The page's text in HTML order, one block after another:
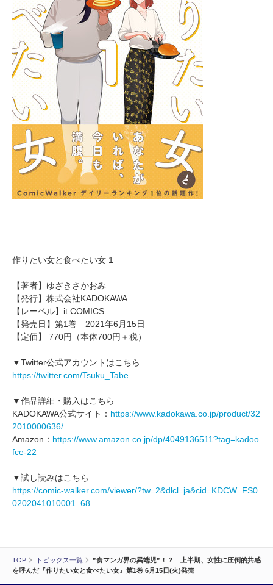
TOP トピックス一覧
”食マンガ界の異端児”！？ 上半期、女性に圧倒的共感
を呼んだ『作りたい女と食べたい女』第1巻 6月15日(火)発売
作りたい女と食べたい女 1
【著者】ゆざきさかおみ
【発行】株式会社KADOKAWA
【レーベル】it COMICS
【発売日】第1巻 2021年6月15日
【定価】 770円（本体700円＋税）
▼Twitter公式アカウントはこちら
https://twitter.com/Tsuku_Tabe
▼作品詳細・購入はこちら
KADOKAWA公式サイト： https://www.kadokawa.co.jp/product/32
2010000636/
Amazon： https://www.amazon.co.jp/dp/4049136511?tag=kadoo
fce-22
▼試し読みはこちら
https://comic-walker.com/viewer/?tw=2&dlcl=ja&cid=KDCW_FS0
0202041010001_68